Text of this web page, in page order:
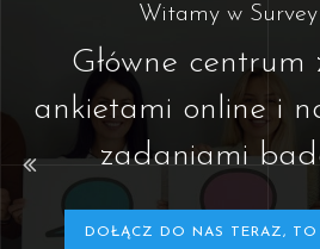
Witamy w
Główne centrum
ankietami online i
zadaniami
DOŁĄCZ DO NAS TERAZ, TO